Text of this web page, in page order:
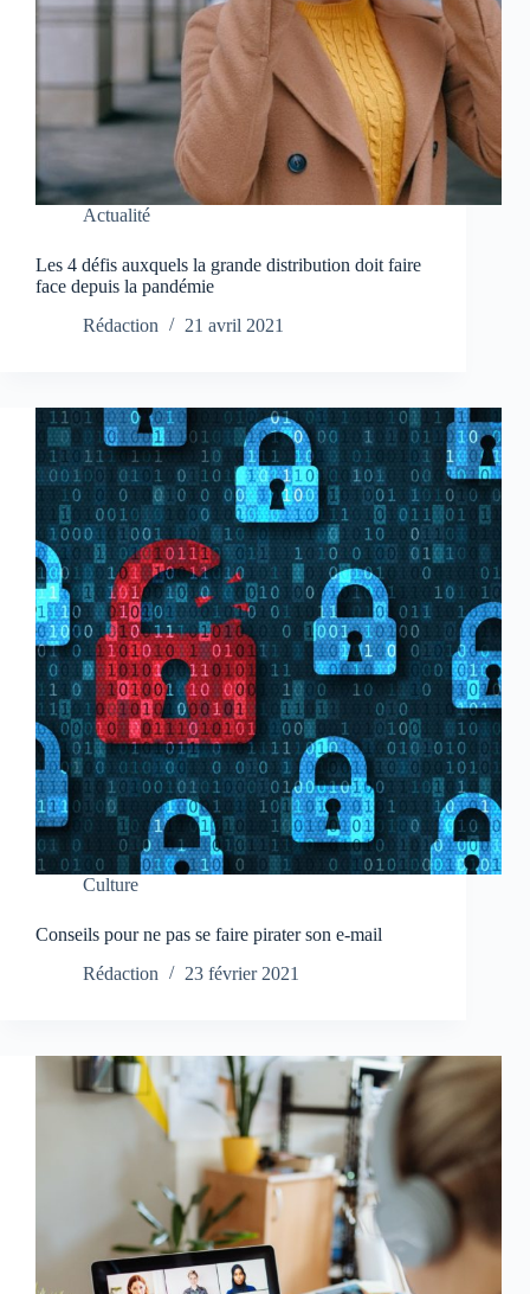
Actualité
Les 4 défis auxquels la grande distribution doit faire
face depuis la pandémie
Rédaction
21 avril 2021
Culture
Conseils pour ne pas se faire pirater son e-mail
Rédaction
23 février 2021